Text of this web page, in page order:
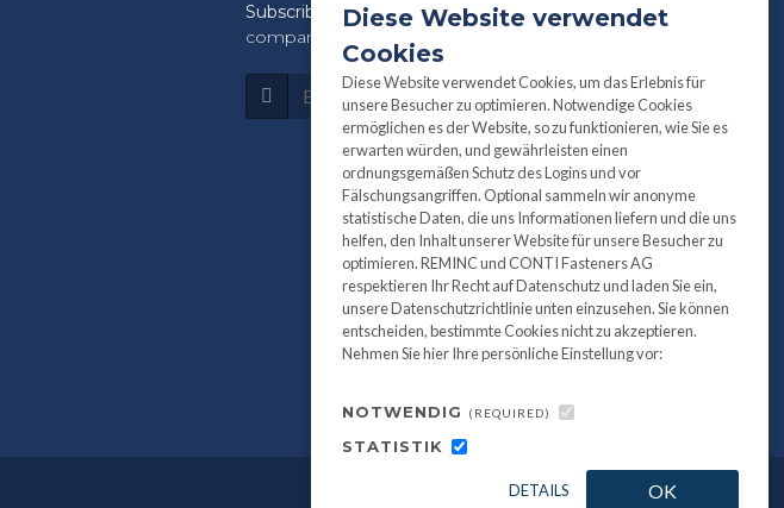
Subscribe
to our newsletter for product and
company information:
Subscribe
Diese Website verwendet
Cookies
Diese Website verwendet Cookies, um das Erlebnis für
unsere Besucher zu optimieren. Notwendige Cookies
ermöglichen es der Website, so zu funktionieren, wie Sie es
erwarten würden, und gewährleisten einen
ordnungsgemäßen Schutz des Logins und vor
Fälschungsangriffen. Optional sammeln wir anonyme
statistische Daten, die uns Informationen liefern und die uns
helfen, den Inhalt unserer Website für unsere Besucher zu
optimieren. REMINC und CONTI Fasteners AG
respektieren Ihr Recht auf Datenschutz und laden Sie ein,
unsere Datenschutzrichtlinie unten einzusehen. Sie können
entscheiden, bestimmte Cookies nicht zu akzeptieren.
Nehmen Sie hier Ihre persönliche Einstellung vor:
NOTWENDIG (REQUIRED)
STATISTIK
DETAILS OK